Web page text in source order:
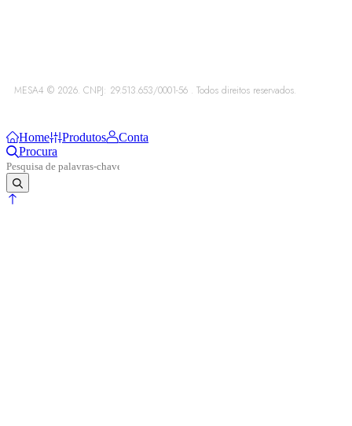
MESA4 © 2026. CNPJ: 29.513.653/0001-56 . Todos direitos reservados.
Home Produtos
Conta
Procura